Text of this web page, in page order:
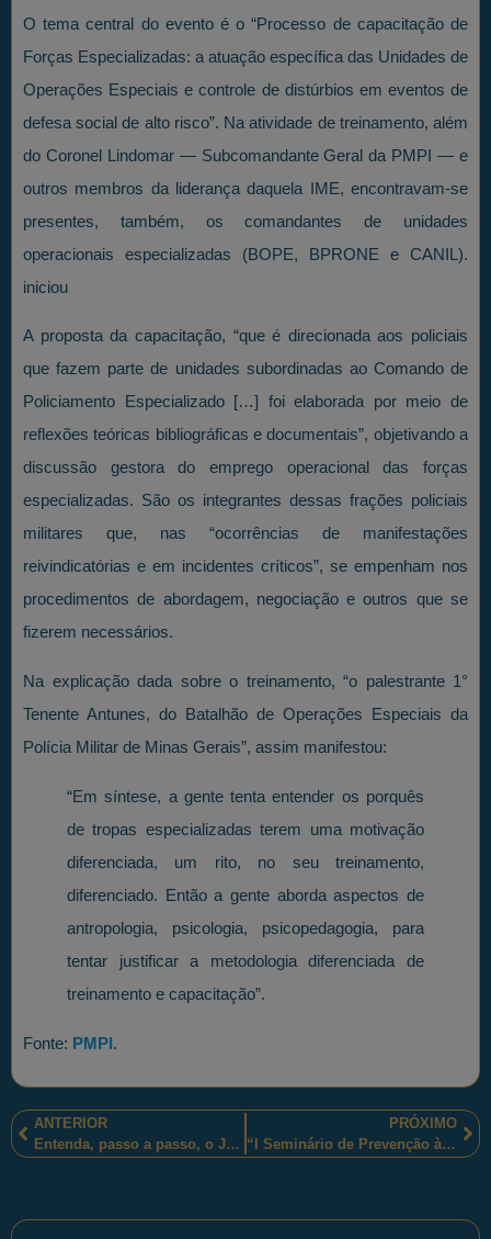
O tema central do evento é o “Processo de capacitação de
Forças Especializadas: a atuação específica das Unidades de
Operações Especiais e controle de distúrbios em eventos de
defesa social de alto risco”. Na atividade de treinamento, além
do Coronel Lindomar — Subcomandante Geral da PMPI — e
outros membros da liderança daquela IME, encontravam-se
presentes, também, os comandantes de unidades
operacionais especializadas (BOPE, BPRONE e CANIL).
iniciou
A proposta da capacitação, “que é direcionada aos policiais
que fazem parte de unidades subordinadas ao Comando de
Policiamento Especializado […] foi elaborada por meio de
reflexões teóricas bibliográficas e documentais”, objetivando a
discussão gestora do emprego operacional das forças
especializadas. São os integrantes dessas frações policiais
militares que, nas “ocorrências de manifestações
reivindicatórias e em incidentes críticos”, se empenham nos
procedimentos de abordagem, negociação e outros que se
fizerem necessários.
Na explicação dada sobre o treinamento, “o palestrante 1°
Tenente Antunes, do Batalhão de Operações Especiais da
Polícia Militar de Minas Gerais”, assim manifestou:
“Em síntese, a gente tenta entender os porquês
de tropas especializadas terem uma motivação
diferenciada, um rito, no seu treinamento,
diferenciado. Então a gente aborda aspectos de
antropologia, psicologia, psicopedagogia, para
tentar justificar a metodologia diferenciada de
treinamento e capacitação”.
Fonte: PMPI.
ANTERIOR
Entenda, passo a passo, o Julgamento no TSE da Chapa Dilma-Temer.
PRÓXIMO
“I Seminário de Prevenção à Violência: Compartilhando Boas Práticas.”